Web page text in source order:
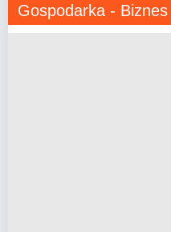
Gospodarka -